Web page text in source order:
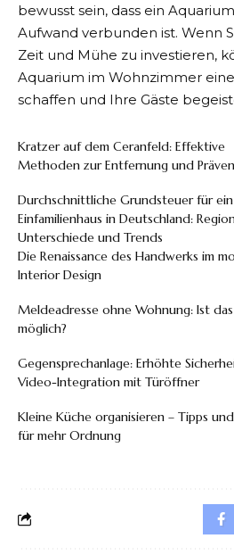
bewusst sein, dass ein
Aufwand verbunden ist. Wenn
Zeit und Mühe zu investieren,
Aquarium im Wohnzimmer
schaffen und Ihre Gäste
Kratzer auf dem Ceranfeld: Effektive
Methoden zur Entfernung und
Durchschnittliche Grundsteuer für ein
Einfamilienhaus in Deutschland:
Unterschiede und Trends
Die Renaissance des Handwerks im
Interior Design
Meldeadresse ohne Wohnung: Ist das
möglich?
Gegensprechanlage: Erhöhte
Video-Integration mit Türöffner
Kleine Küche organisieren – Tipps
für mehr Ordnung